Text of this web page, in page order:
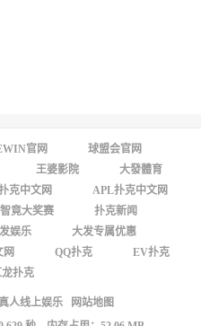
官网
球盟会官网
王婆影院
大發體育
克中文网
APL扑克中文网
竟大奖赛
扑克新闻
娱乐
大发专属优惠
网 QQ扑克
EV扑克
扑克
人线上娱乐
网站地图